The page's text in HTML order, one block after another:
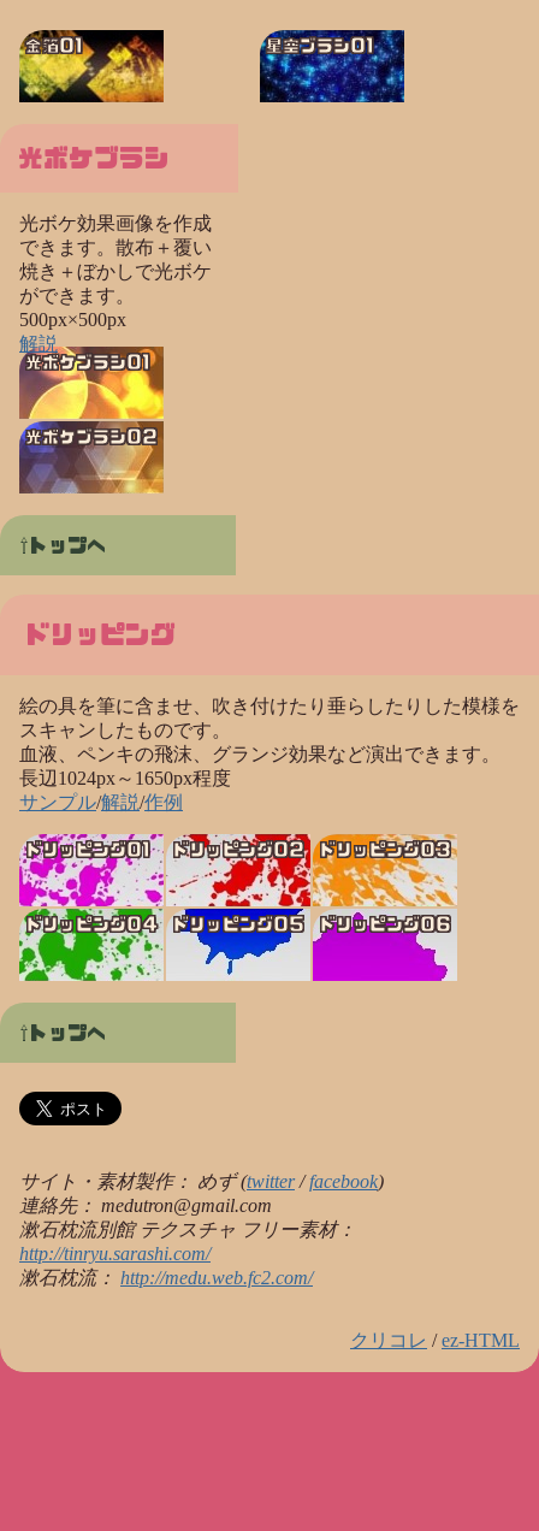
金箔01 星空ブラシ01
光ボケブラシ
光ボケ効果画像を作成
できます。散布＋覆い
焼き＋ぼかしで光ボケ
ができます。
500px×500px
解説
光ボケブラシ01
光ボケブラシ02
トップへ
ドリッピング
絵の具を筆に含ませ、吹き付けたり垂らしたりした模様を
スキャンしたものです。
血液、ペンキの飛沫、グランジ効果など演出できます。
長辺1024px～1650px程度
サンプル/解説/作例
ドリッピング01 ドリッピング02 ドリッピング03
ドリッピング04 ドリッピング05 ドリッピング06
トップへ
サイト・素材製作： めず(twitter/facebook)
連絡先： medutron@gmail.com
漱石枕流別館 テクスチャ フリー素材：
http://tinryu.sarashi.com/
漱石枕流： http://medu.web.fc2.com/
クリコレ /ez-HTML